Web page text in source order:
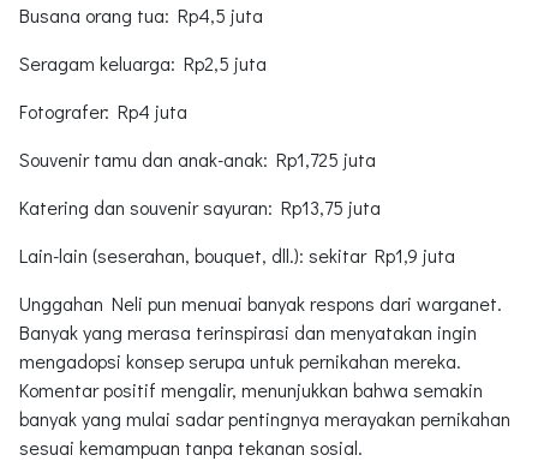
Busana orang tua: Rp4,5 juta
Seragam keluarga: Rp2,5 juta
Fotografer: Rp4 juta
Souvenir tamu dan anak-anak: Rp1,725 juta
Katering dan souvenir sayuran: Rp13,75 juta
Lain-lain (seserahan, bouquet, dll.): sekitar Rp1,9 juta
Unggahan Neli pun menuai banyak respons dari warganet.
Banyak yang merasa terinspirasi dan menyatakan ingin
mengadopsi konsep serupa untuk pernikahan mereka.
Komentar positif mengalir, menunjukkan bahwa semakin
banyak yang mulai sadar pentingnya merayakan pernikahan
sesuai kemampuan tanpa tekanan sosial.